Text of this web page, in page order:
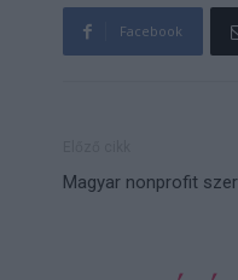
Facebook
Magyar nonprofit